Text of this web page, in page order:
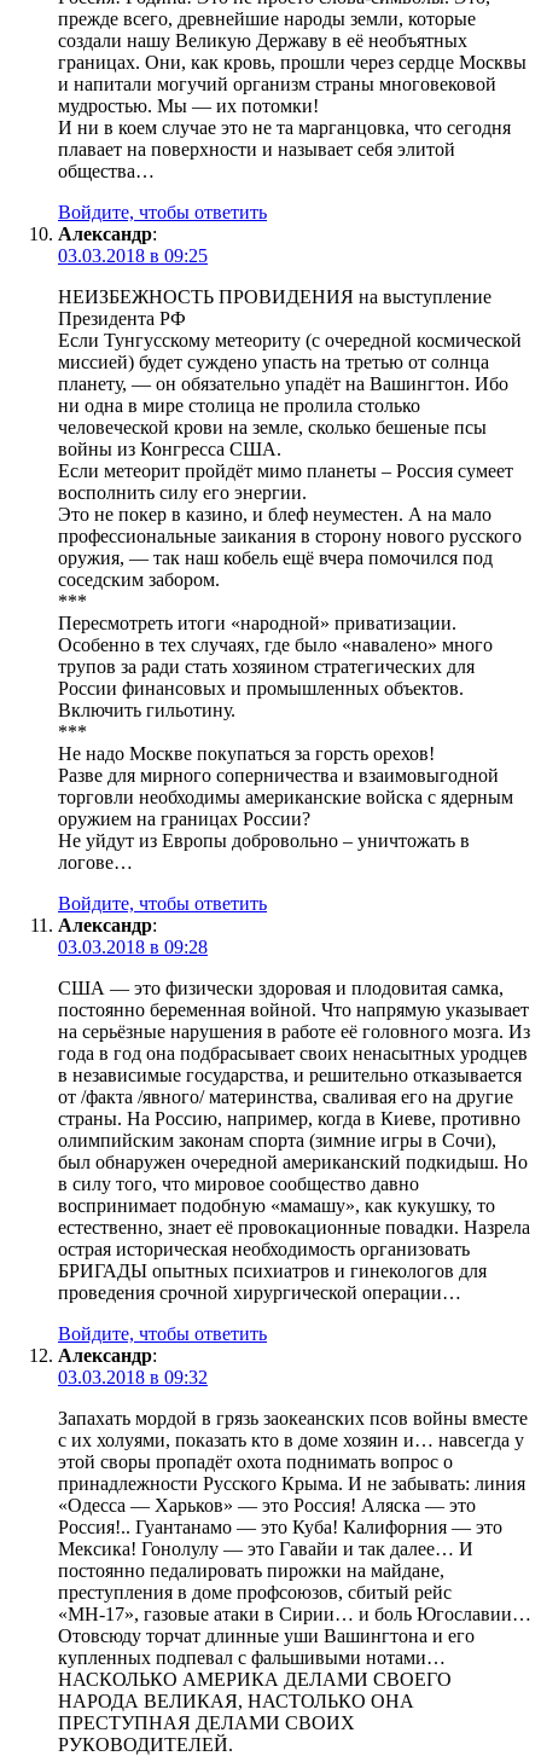
прежде всего, древнейшие народы земли, которые
создали нашу Великую Державу в её необъятных
границах. Они, как кровь, прошли через сердце Москвы
и напитали могучий организм страны многовековой
мудростью. Мы — их потомки!
И ни в коем случае это не та марганцовка, что сегодня
плавает на поверхности и называет себя элитой
общества…
Войдите, чтобы ответить
Александр:
03.03.2018 в 09:25
НЕИЗБЕЖНОСТЬ ПРОВИДЕНИЯ на выступление
Президента РФ
Если Тунгусскому метеориту (с очередной космической
миссией) будет суждено упасть на третью от солнца
планету, — он обязательно упадёт на Вашингтон. Ибо
ни одна в мире столица не пролила столько
человеческой крови на земле, сколько бешеные псы
войны из Конгресса США.
Если метеорит пройдёт мимо планеты – Россия сумеет
восполнить силу его энергии.
Это не покер в казино, и блеф неуместен. А на мало
профессиональные заикания в сторону нового русского
оружия, — так наш кобель ещё вчера помочился под
соседским забором.
***
Пересмотреть итоги «народной» приватизации.
Особенно в тех случаях, где было «навалено» много
трупов за ради стать хозяином стратегических для
России финансовых и промышленных объектов.
Включить гильотину.
***
Не надо Москве покупаться за горсть орехов!
Разве для мирного соперничества и взаимовыгодной
торговли необходимы американские войска с ядерным
оружием на границах России?
Не уйдут из Европы добровольно – уничтожать в
логове…
Войдите, чтобы ответить
Александр:
03.03.2018 в 09:28
США — это физически здоровая и плодовитая самка,
постоянно беременная войной. Что напрямую указывает
на серьёзные нарушения в работе её головного мозга. Из
года в год она подбрасывает своих ненасытных уродцев
в независимые государства, и решительно отказывается
от /факта /явного/ материнства, сваливая его на другие
страны. На Россию, например, когда в Киеве, противно
олимпийским законам спорта (зимние игры в Сочи),
был обнаружен очередной американский подкидыш. Но
в силу того, что мировое сообщество давно
воспринимает подобную «мамашу», как кукушку, то
естественно, знает её провокационные повадки. Назрела
острая историческая необходимость организовать
БРИГАДЫ опытных психиатров и гинекологов для
проведения срочной хирургической операции…
Войдите, чтобы ответить
Александр:
03.03.2018 в 09:32
Запахать мордой в грязь заокеанских псов войны вместе
с их холуями, показать кто в доме хозяин и… навсегда у
этой своры пропадёт охота поднимать вопрос о
принадлежности Русского Крыма. И не забывать: линия
«Одесса — Харьков» — это Россия! Аляска — это
Россия!.. Гуантанамо — это Куба! Калифорния — это
Мексика! Гонолулу — это Гавайи и так далее… И
постоянно педалировать пирожки на майдане,
преступления в доме профсоюзов, сбитый рейс
«МН-17», газовые атаки в Сирии… и боль Югославии…
Отовсюду торчат длинные уши Вашингтона и его
купленных подпевал с фальшивыми нотами…
НАСКОЛЬКО АМЕРИКА ДЕЛАМИ СВОЕГО
НАРОДА ВЕЛИКАЯ, НАСТОЛЬКО ОНА
ПРЕСТУПНАЯ ДЕЛАМИ СВОИХ
РУКОВОДИТЕЛЕЙ.